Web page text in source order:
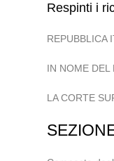
Respinti i
REPUBBLICA
IN NOME DEL
LA CORTE